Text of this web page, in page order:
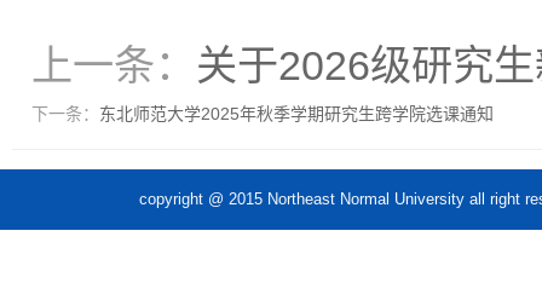
上一条： 关于2026级研究
下一条： 东北师范大学2025年秋季学期研究生跨学院选课通知
copyright @ 2015 Northeast Normal University all